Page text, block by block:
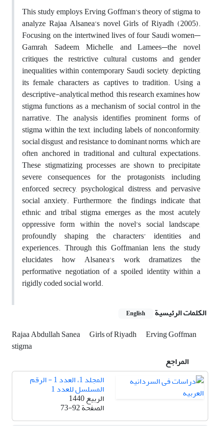
This study employs Erving Goffman’s theory of stigma to
analyze Rajaa Alsanea’s novel Girls of Riyadh (2005).
Focusing on the intertwined lives of four Saudi women—
Gamrah, Sadeem, Michelle, and Lamees—the novel
critiques the restrictive cultural customs and gender
inequalities within contemporary Saudi society, depicting
its female characters as captives to tradition. Using a
descriptive-analytical method, this research examines how
stigma functions as a mechanism of social control in the
narrative. The analysis identifies prominent forms of
stigma within the text, including labels of nonconformity,
social disgust, and resistance to dominant norms, which are
often anchored in traditional and cultural expectations.
These stigmatizing processes are shown to precipitate
severe consequences for the protagonists, including
enforced secrecy, psychological distress, and pervasive
social anxiety. Furthermore, the findings indicate that
ethnic and tribal stigma emerges as the most acutely
oppressive form within the novel’s social landscape,
profoundly shaping the characters’ identities and
experiences. Through this Goffmanian lens, the study
elucidates how Alsanea’s work dramatizes the
performative negotiation of a spoiled identity within a
rigidly coded social world.
الكلمات الرئيسية
English
Rajaa Abdullah Sanea Girls of Riyadh
Erving Goffman
stigma
المجلد 1، العدد 1 - الرقم
المسلسل للعدد 1
الربيع 1440
الصفحة73-92